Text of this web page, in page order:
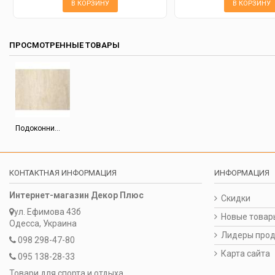
В КОРЗИНУ В КОРЗИНУ
ПРОСМОТРЕННЫЕ ТОВАРЫ
Подоконни...
КОНТАКТНАЯ ИНФОРМАЦИЯ
Интернет-магазин Декор Плюс
ул. Ефимова 43б
Одесса, Украина
098 298-47-80
095 138-28-33
ИНФОРМАЦИЯ
Скидки
Новые
Лидеры
Карта сайта